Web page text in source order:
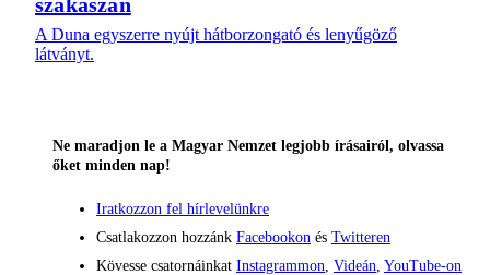
A Duna egyszerre nyújt hátborzongató és lenyűgöző
látványt.
Ne maradjon le a Magyar Nemzet legjobb írásairól, olvassa
őket minden nap!
Iratkozzon fel hírlevelünkre
Csatlakozzon hozzánk Facebookon és Twitteren
Kövesse csatornáinkat Instagrammon Videán YouTube-on